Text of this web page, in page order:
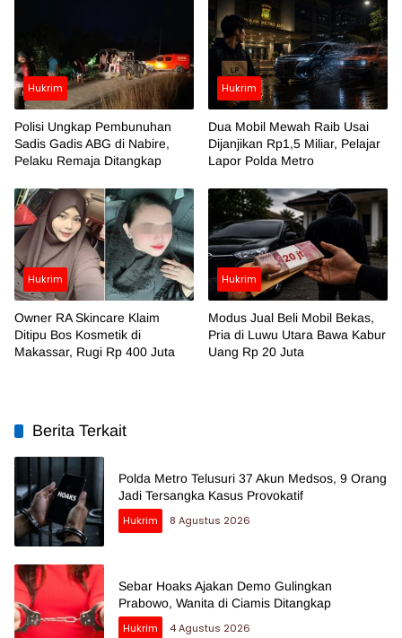
Hukrim
Polisi Ungkap Pembunuhan
Sadis Gadis ABG di Nabire,
Pelaku Remaja Ditangkap
Hukrim
Dua Mobil Mewah Raib Usai
Dijanjikan Rp1,5 Miliar, Pelajar
Lapor Polda Metro
Hukrim
Owner RA Skincare Klaim
Ditipu Bos Kosmetik di
Makassar, Rugi Rp 400 Juta
Hukrim
Modus Jual Beli Mobil Bekas,
Pria di Luwu Utara Bawa Kabur
Uang Rp 20 Juta
Berita Terkait
Polda Metro Telusuri 37 Akun Medsos, 9 Orang
Jadi Tersangka Kasus Provokatif
Hukrim
8 Agustus 2026
Sebar Hoaks Ajakan Demo Gulingkan
Prabowo, Wanita di Ciamis Ditangkap
Hukrim
4 Agustus 2026